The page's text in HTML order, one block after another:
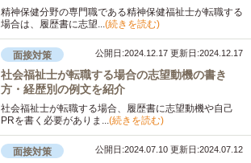
精神保健分野の専門職である精神保健福祉士が転職する
場合は、履歴書に志望...(続きを読む)
面接対策 公開日:2024.12.17 更新日:2024.12.17
社会福祉士が転職する場合の志望動機の書き
方・経歴別の例文を紹介
社会福祉士が転職する場合、履歴書に志望動機や自己
PRを書く必要がありま...(続きを読む)
面接対策 公開日:2024.07.10 更新日:2024.07.12